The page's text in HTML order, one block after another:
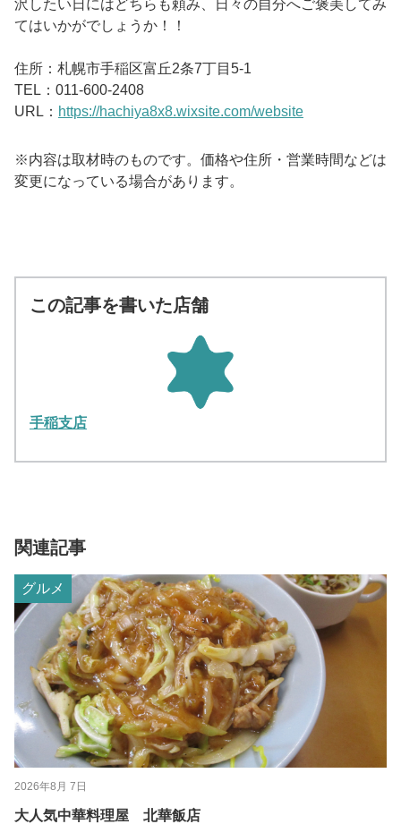
沢したい日にはどちらも頼み、日々の自分へご褒美してみ
てはいかがでしょうか！！
住所：札幌市手稲区富丘2条7丁目5-1
TEL：011-600-2408
URL： https://hachiya8x8.wixsite.com/website
※内容は取材時のものです。価格や住所・営業時間などは
変更になっている場合があります。
この記事を書いた店舗
手稲支店
関連記事
グルメ
2026年8月 7日
大人気中華料理屋 北華飯店